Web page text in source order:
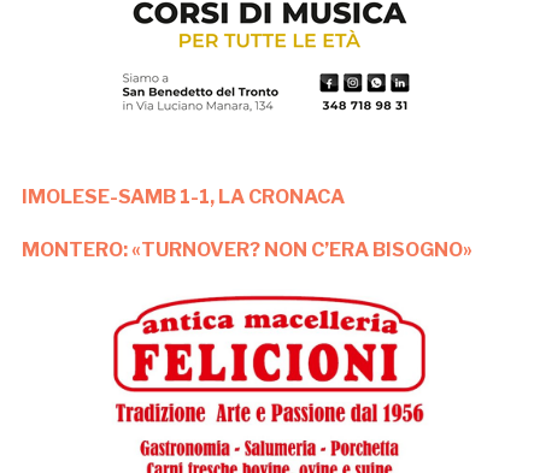
IMOLESE-SAMB 1-1, LA CRONACA
MONTERO: «TURNOVER? NON C’ERA BISOGNO»